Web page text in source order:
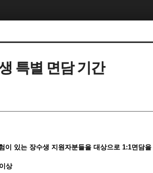
특별 면담 기간
이 있는 장수생 지원자분들을 대상으로 1:1면담을
상